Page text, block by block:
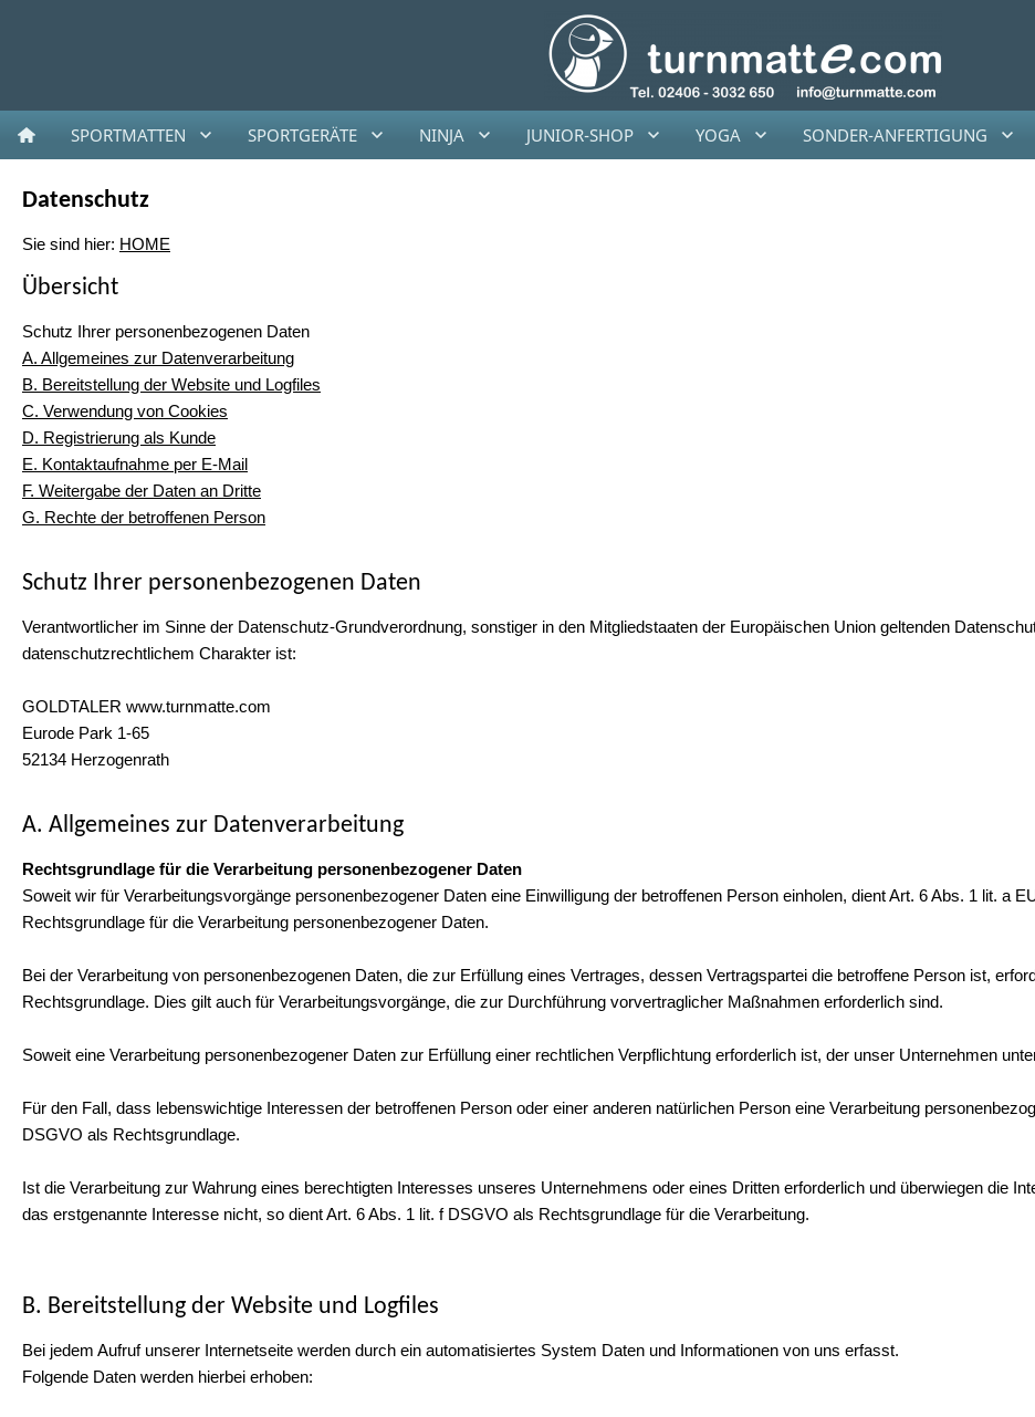
SPORTMATTEN SPORTGERÄTE NINJA JUNIOR-SHOP YOGA SONDER-ANFERTIGUNG
Datenschutz
Sie sind hier: HOME
Übersicht
Schutz Ihrer personenbezogenen Daten
A. Allgemeines zur Datenverarbeitung
B. Bereitstellung der Website und Logfiles
C. Verwendung von Cookies
D. Registrierung als Kunde
E. Kontaktaufnahme per E-Mail
F. Weitergabe der Daten an Dritte
G. Rechte der betroffenen Person
Schutz Ihrer personenbezogenen Daten
Verantwortlicher im Sinne der Datenschutz-Grundverordnung, sonstiger in den Mitgliedstaaten der Europäischen Union geltenden
datenschutzrechtlichem Charakter ist:
GOLDTALER www.turnmatte.com
Eurode Park 1-65
52134 Herzogenrath
A. Allgemeines zur Datenverarbeitung
Rechtsgrundlage für die Verarbeitung personenbezogener Daten
Soweit wir für Verarbeitungsvorgänge personenbezogener Daten eine Einwilligung der betroffenen Person einholen, dient Art. 6 Abs. 1 lit. a
Rechtsgrundlage für die Verarbeitung personenbezogener Daten.
Bei der Verarbeitung von personenbezogenen Daten, die zur Erfüllung eines Vertrages, dessen Vertragspartei die betroffene Person ist,
Rechtsgrundlage. Dies gilt auch für Verarbeitungsvorgänge, die zur Durchführung vorvertraglicher Maßnahmen erforderlich sind.
Soweit eine Verarbeitung personenbezogener Daten zur Erfüllung einer rechtlichen Verpflichtung erforderlich ist, der unser Unternehmen
Für den Fall, dass lebenswichtige Interessen der betroffenen Person oder einer anderen natürlichen Person eine Verarbeitung
DSGVO als Rechtsgrundlage.
Ist die Verarbeitung zur Wahrung eines berechtigten Interesses unseres Unternehmens oder eines Dritten erforderlich und überwiegen die
das erstgenannte Interesse nicht, so dient Art. 6 Abs. 1 lit. f DSGVO als Rechtsgrundlage für die Verarbeitung.
B. Bereitstellung der Website und Logfiles
Bei jedem Aufruf unserer Internetseite werden durch ein automatisiertes System Daten und Informationen von uns erfasst.
Folgende Daten werden hierbei erhoben: